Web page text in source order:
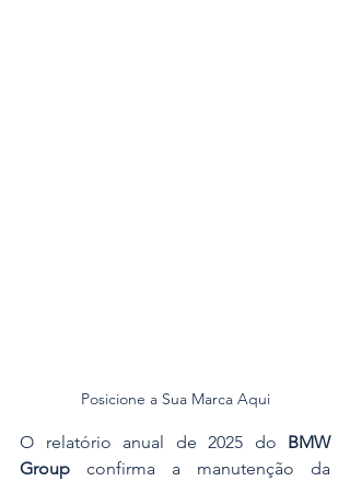
Posicione a Sua Marca Aqui
O relatório anual de 2025 do BMW
Group confirma a manutenção da